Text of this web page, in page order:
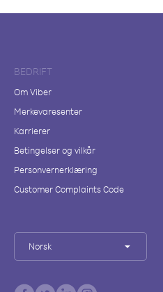
BEDRIFT
Om Viber
Merkevaresenter
Karrierer
Betingelser og vilkår
Personvernerklæring
Customer Complaints Code
Norsk